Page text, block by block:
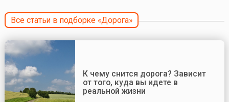
Все статьи в подборке «Дорога»
К чему снится дорога? Зависит
от того, куда вы идете в
реальной жизни